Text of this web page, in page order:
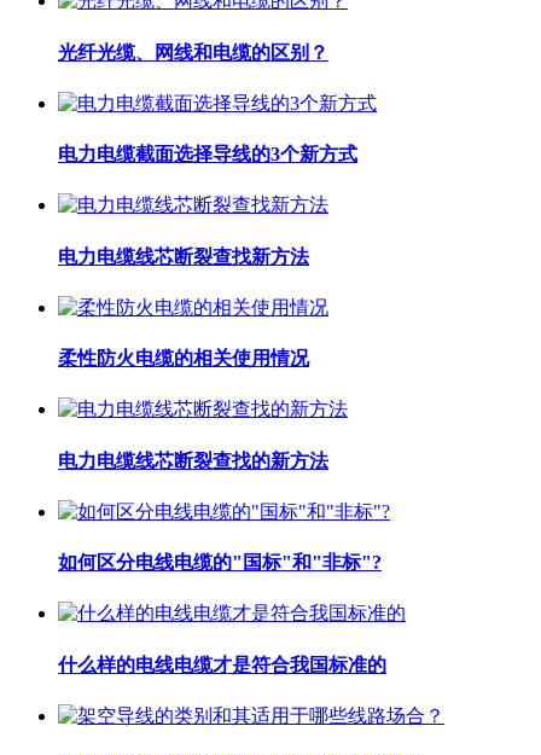
光纤光缆、网线和电缆的区别？
电力电缆截面选择导线的3个新方式
电力电缆线芯断裂查找新方法
柔性防火电缆的相关使用情况
电力电缆线芯断裂查找的新方法
如何区分电线电缆的"国标"和"非标"?
什么样的电线电缆才是符合我国标准的